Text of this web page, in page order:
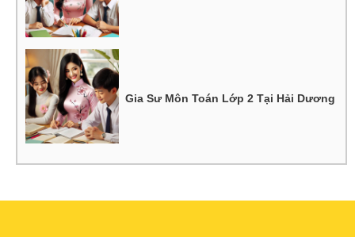
Gia Sư Môn Toán Lớp 2 Tại Hải Dương